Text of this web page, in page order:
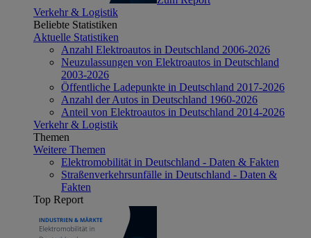
Verkehr & Logistik
Beliebte Statistiken
Aktuelle Statistiken
Anzahl Elektroautos in Deutschland 2006-2026
Neuzulassungen von Elektroautos in Deutschland
2003-2026
Öffentliche Ladepunkte in Deutschland 2017-2026
Anzahl der Autos in Deutschland 1960-2026
Anteil von Elektroautos in Deutschland 2014-2026
Verkehr & Logistik
Themen
Weitere Themen
Elektromobilität in Deutschland - Daten & Fakten
Straßenverkehrsunfälle in Deutschland - Daten &
Fakten
Top Report